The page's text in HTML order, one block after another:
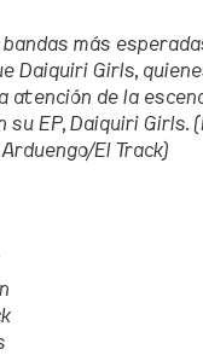
más
Daiquiri Girls,
atención de la
su EP, Daiquiri Girls. (
El Track)